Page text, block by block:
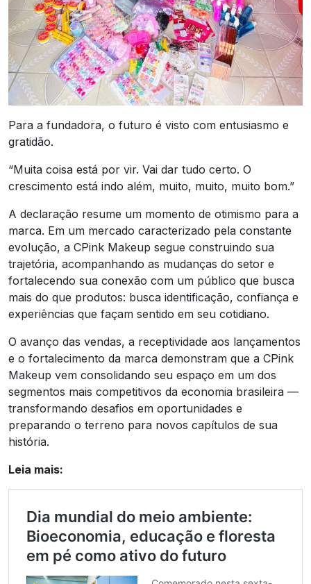
Para a fundadora, o futuro é visto com entusiasmo e
gratidão.
“Muita coisa está por vir. Vai dar tudo certo. O
crescimento está indo além, muito, muito, muito bom.”
A declaração resume um momento de otimismo para a
marca. Em um mercado caracterizado pela constante
evolução, a CPink Makeup segue construindo sua
trajetória, acompanhando as mudanças do setor e
fortalecendo sua conexão com um público que busca
mais do que produtos: busca identificação, confiança e
experiências que façam sentido em seu cotidiano.
O avanço das vendas, a receptividade aos lançamentos
e o fortalecimento da marca demonstram que a CPink
Makeup vem consolidando seu espaço em um dos
segmentos mais competitivos da economia brasileira —
transformando desafios em oportunidades e
preparando o terreno para novos capítulos de sua
história.
Leia mais: